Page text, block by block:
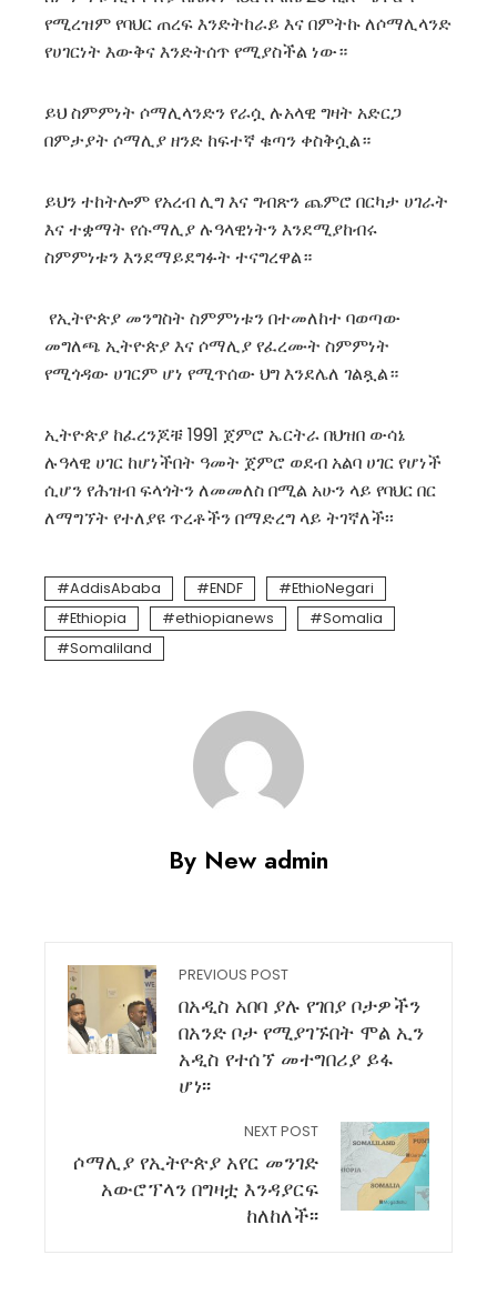
የሚረዝም የባህር ጠረፍ እንድትከራይ እና በምትኩ ለሶማሊላንድ
የሀገርነት እውቅና እንድትሰጥ የሚያስችል ነው።
ይህ ስምምነት ሶማሊላንድን የራሷ ሉአላዊ ግዛት አድርጋ
በምታያት ሶማሊያ ዘንድ ከፍተኛ ቁጣን ቀስቅሷል።
ይህን ተከትሎም የአረብ ሊግ እና ግብጽን ጨምሮ በርካታ ሀገራት
እና ተቋማት የሱማሊያ ሉዓላዊነትን እንደሚያከብሩ
ስምምነቱን እንደማይደግፉት ተናግረዋል።
የኢትዮጵያ መንግስት ስምምነቱን በተመለከተ ባወጣው
መግለጫ ኢትዮጵያ እና ሶማሊያ የፈረሙት ስምምነት
የሚጎዳው ሀገርም ሆነ የሚጥሰው ህግ እንደሌለ ገልጿል።
ኢትዮጵያ ከፈረንጆቹ 1991 ጀምሮ ኤርትራ በህዝበ ውሳኔ
ሉዓላዊ ሀገር ከሆነችበት ዓመት ጀምሮ ወደብ አልባ ሀገር የሆነች
ሲሆን የሕዝብ ፍላጎትን ለመመለስ በሚል አሁን ላይ የባህር በር
ለማግኘት የተለያዩ ጥረቶችን በማድረግ ላይ ትገኛለች፡፡
AddisAbaba ENDF
EthioNegari
Ethiopia
ethiopianews
Somalia
Somaliland
By New admin
PREVIOUS POST
በአዲስ አበባ ያሉ የገበያ ቦታዎችን
በአንድ ቦታ የሚያገኙበት ሞል ኢን
አዲስ የተሰኘ መተግበሪያ ይፋ
ሆነ፡፡
NEXT POST
ሶማሊያ የኢትዮጵያ አየር መንገድ
አውሮፕላን በግዛቷ እንዳያርፍ
ከለከለች፡፡